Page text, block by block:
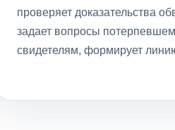
проверяет доказательства
задает вопросы
свидетелям, формирует